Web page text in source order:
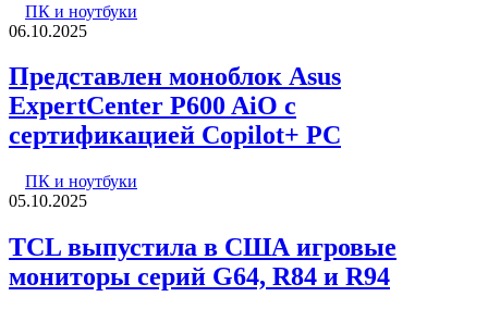
ПК и ноутбуки
06.10.2025
Представлен моноблок Asus
ExpertCenter P600 AiO с
сертификацией Copilot+ PC
ПК и ноутбуки
05.10.2025
TCL выпустила в США игровые
мониторы серий G64, R84 и R94